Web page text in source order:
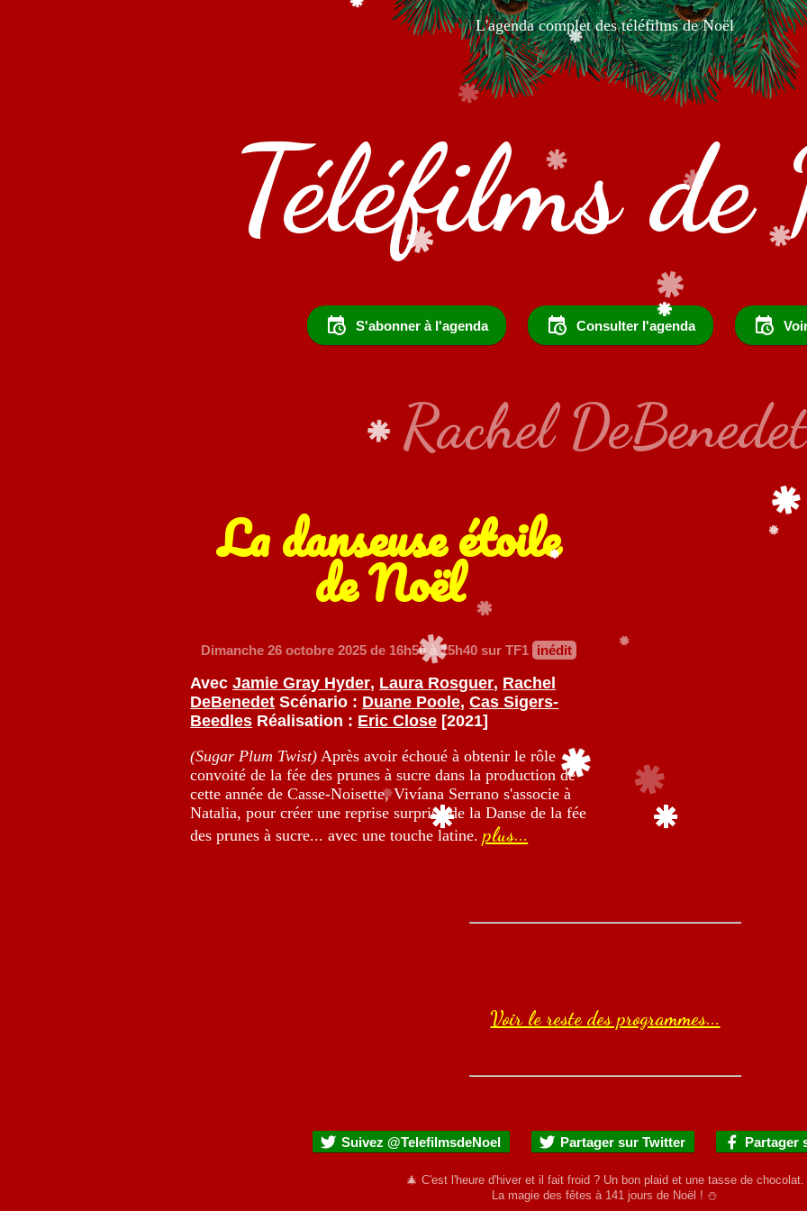
L'agenda complet des téléfilms de Noël
Téléfilms de
S'abonner à l'agenda Consulter l'agenda
Rachel
La danseuse étoile
de Noël
Dimanche 26 octobre 2025 de 16h50 à 15h40 sur TF1 inédit
AvecJamie Gray Hyder, Laura Rosguer, Rachel
DeBenedet Scénario : Duane Poole,Cas Sigers-
Beedles Réalisation : Eric Close [2021]
(Sugar Plum Twist) Après avoir échoué à obtenir le rôle
convoité de la fée des prunes à sucre dans la production de
cette année de Casse-Noisette, Vivíana Serrano s'associe à
Natalia, pour créer une reprise surprise de la Danse de la fée
des prunes à sucre... avec une touche latine.plus...
Voir le reste des programmes...
Suivez @TelefilmsdeNoel Partager sur Twitter Partager
🎄 C'est l'heure d'hiver et il fait froid ? Un bon plaid et une tasse de chocolat.
La magie des fêtes à 141 jours de Noël ! ⛄